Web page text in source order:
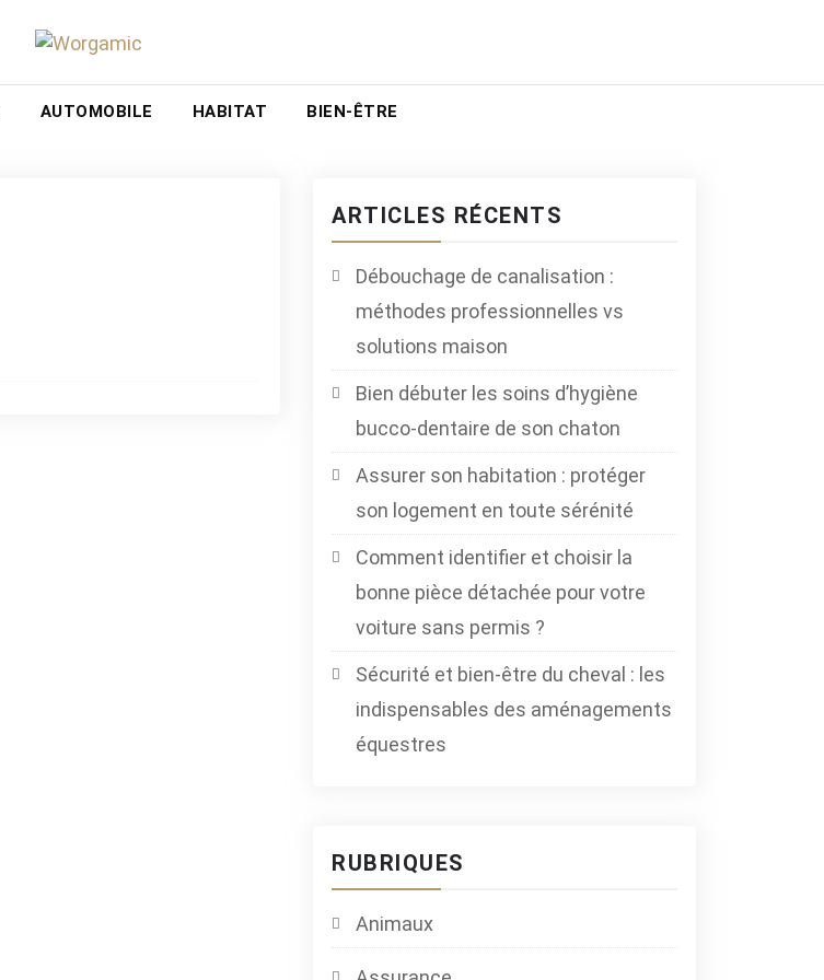
AUTOMOBILE HABITAT BIEN-ÊTRE
ARTICLES RÉCENTS
Débouchage de canalisation :
méthodes professionnelles vs
solutions maison
Bien débuter les soins d’hygiène
bucco-dentaire de son chaton
Assurer son habitation : protéger
son logement en toute sérénité
Comment identifier et choisir la
bonne pièce détachée pour votre
voiture sans permis ?
Sécurité et bien-être du cheval : les
indispensables des aménagements
équestres
RUBRIQUES
Animaux